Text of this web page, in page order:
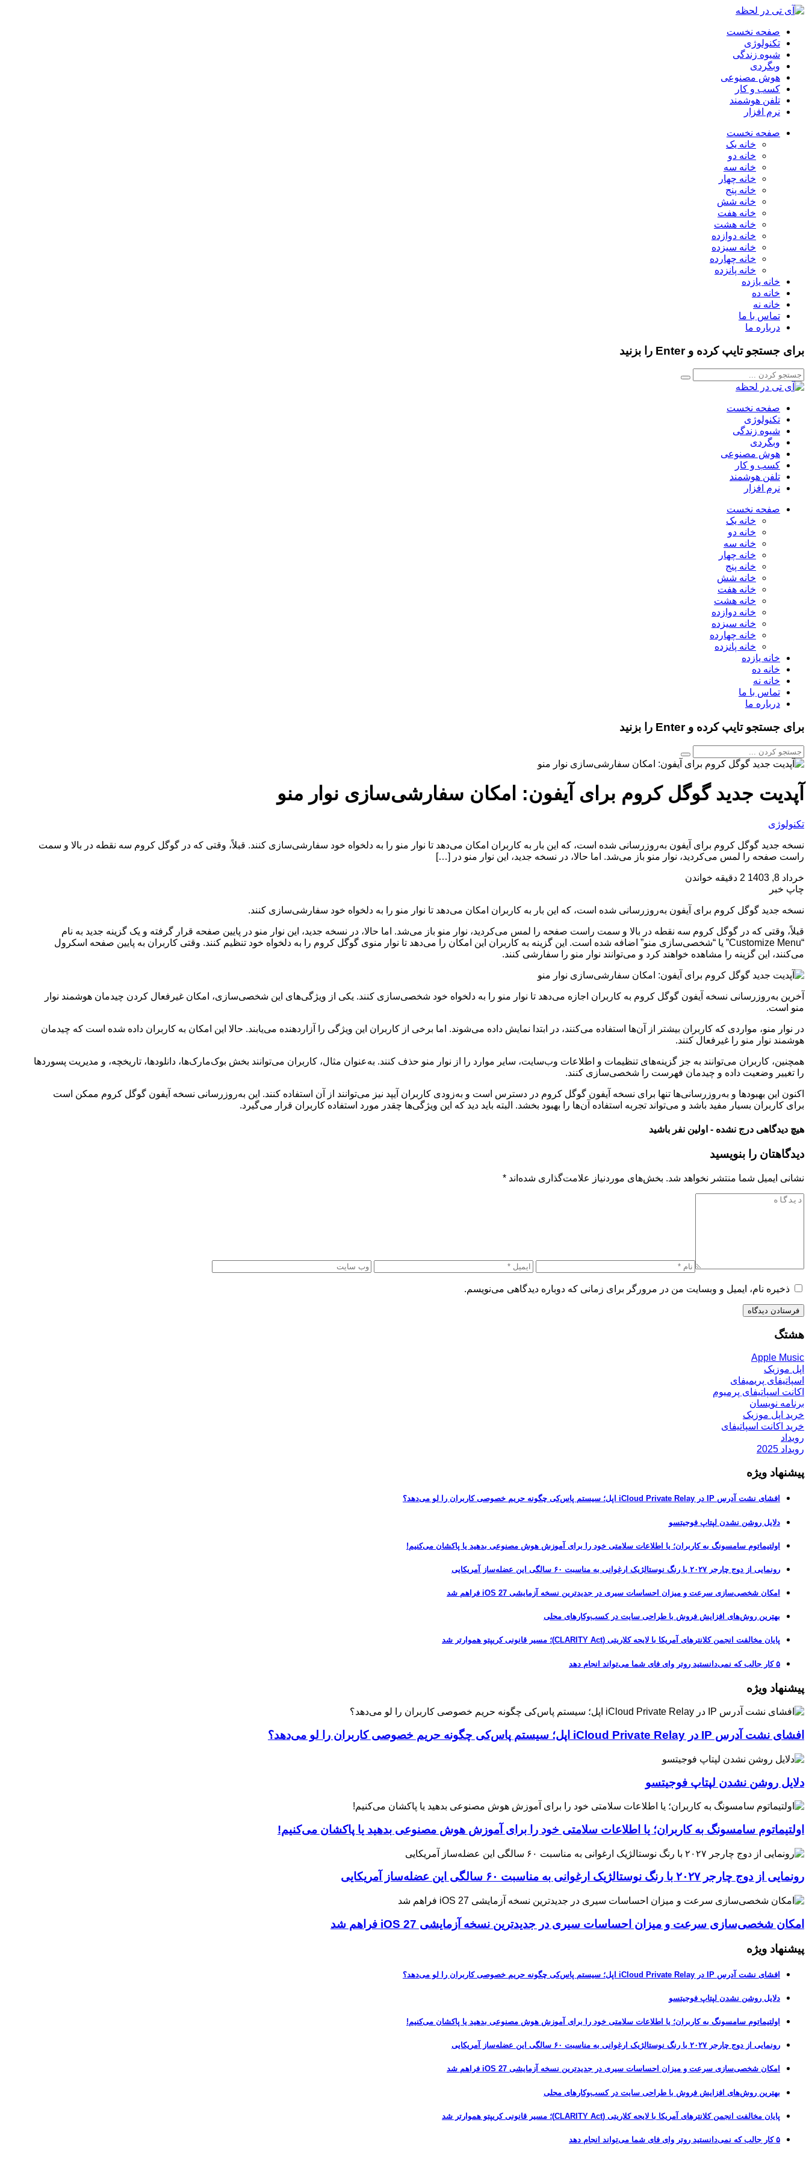
صفحه نخست
تکنولوژی
شیوه زندگی
وبگردی
هوش مصنوعی
کسب و کار
تلفن هوشمند
نرم افزار
صفحه نخست
خانه یک
خانه دو
خانه سه
خانه چهار
خانه پنج
خانه شش
خانه هفت
خانه هشت
خانه دوازده
خانه سیزده
خانه چهارده
خانه پانزده
خانه یازده
خانه ده
خانه نه
تماس با ما
درباره ما
برای جستجو تایپ کرده و Enter را بزنید
صفحه نخست
تکنولوژی
شیوه زندگی
وبگردی
هوش مصنوعی
کسب و کار
تلفن هوشمند
نرم افزار
صفحه نخست
خانه یک
خانه دو
خانه سه
خانه چهار
خانه پنج
خانه شش
خانه هفت
خانه هشت
خانه دوازده
خانه سیزده
خانه چهارده
خانه پانزده
خانه یازده
خانه ده
خانه نه
تماس با ما
درباره ما
برای جستجو تایپ کرده و Enter را بزنید
آپدیت جدید گوگل کروم برای آیفون: امکان سفارشی‌سازی نوار منو
تکنولوژی
نسخه جدید گوگل کروم برای آیفون به‌روزرسانی شده است، که این بار به کاربران امکان می‌دهد تا نوار منو را به دلخواه خود سفارشی‌سازی کنند. قبلاً، وقتی که در گوگل کروم سه نقطه در بالا و سمت
راست صفحه را لمس می‌کردید، نوار منو باز می‌شد. اما حالا، در نسخه جدید، این نوار منو در […]
خرداد 8, 1403
2 دقیقه خواندن
چاپ خبر
نسخه جدید گوگل کروم برای آیفون به‌روزرسانی شده است، که این بار به کاربران امکان می‌دهد تا نوار منو را به دلخواه خود سفارشی‌سازی کنند.
قبلاً، وقتی که در گوگل کروم سه نقطه در بالا و سمت راست صفحه را لمس می‌کردید، نوار منو باز می‌شد. اما حالا، در نسخه جدید، این نوار منو در پایین صفحه قرار گرفته و یک گزینه جدید به نام
“Customize Menu” یا “شخصی‌‌سازی منو” اضافه شده است. این گزینه به کاربران این امکان را می‌دهد تا نوار منوی گوگل کروم را به دلخواه خود تنظیم کنند. وقتی کاربران به پایین صفحه اسکرول
می‌کنند، این گزینه را مشاهده خواهند کرد و می‌توانند نوار منو را سفارشی کنند.
آخرین به‌روزرسانی نسخه آیفون گوگل کروم به کاربران اجازه می‌دهد تا نوار منو را به دلخواه خود شخصی‌سازی کنند. یکی از ویژگی‌های این شخصی‌سازی، امکان غیرفعال کردن چیدمان هوشمند نوار
منو است.
در نوار منو، مواردی که کاربران بیشتر از آن‌ها استفاده می‌کنند، در ابتدا نمایش داده می‌شوند. اما برخی از کاربران این ویژگی را آزاردهنده می‌یابند. حالا این امکان به کاربران داده شده است که چیدمان
هوشمند نوار منو را غیرفعال کنند.
همچنین، کاربران می‌توانند به جز گزینه‌های تنظیمات و اطلاعات وب‌سایت، سایر موارد را از نوار منو حذف کنند. به‌عنوان مثال، کاربران می‌توانند بخش بوک‌مارک‌ها، دانلودها، تاریخچه، و مدیریت پسوردها
را تغییر وضعیت داده و چیدمان فهرست را شخصی‌سازی کنند.
اکنون این بهبودها و به‌روزرسانی‌ها تنها برای نسخه آیفون گوگل کروم در دسترس است و به‌زودی کاربران آیپد نیز می‌توانند از آن استفاده کنند. این به‌روزرسانی نسخه آیفون گوگل کروم ممکن است
برای کاربران بسیار مفید باشد و می‌تواند تجربه استفاده آن‌ها را بهبود بخشد. البته باید دید که این ویژگی‌ها چقدر مورد استفاده کاربران قرار می‌گیرد.
هیچ دیدگاهی درج نشده - اولین نفر باشید
دیدگاهتان را بنویسید
نشانی ایمیل شما منتشر نخواهد شد. بخش‌های موردنیاز علامت‌گذاری شده‌اند *
ذخیره نام، ایمیل و وبسایت من در مرورگر برای زمانی که دوباره دیدگاهی می‌نویسم.
هشتگ
Apple Music
اپل موزیک
اسپاتیفای پریمیفای
اکانت اسپاتیفای پرمیوم
برنامه نویسان
خرید اپل موزیک
خرید اکانت اسپاتیفای
رویداد
رویداد 2025
پیشنهاد ویژه
افشای نشت آدرس IP در iCloud Private Relay اپل؛ سیستم پاس‌کی چگونه حریم خصوصی کاربران را لو می‌دهد؟
دلایل روشن نشدن لپتاپ فوجیتسو
اولتیماتوم سامسونگ به کاربران؛ یا اطلاعات سلامتی خود را برای آموزش هوش مصنوعی بدهید یا پاکشان می‌کنیم!
رونمایی از دوج چارجر ۲۰۲۷ با رنگ نوستالژیک ارغوانی به مناسبت ۶۰ سالگی این عضله‌ساز آمریکایی
امکان شخصی‌سازی سرعت و میزان احساسات سیری در جدیدترین نسخه آزمایشی iOS 27 فراهم شد
بهترین روش‌های افزایش فروش با طراحی سایت در کسب‌وکارهای محلی
پایان مخالفت انجمن کلانترهای آمریکا با لایحه کلاریتی (CLARITY Act)؛ مسیر قانونی کریپتو هموارتر شد
۵ کار جالب که نمی‌دانستید روتر وای فای شما می‌تواند انجام دهد
پیشنهاد ویژه
افشای نشت آدرس IP در iCloud Private Relay اپل؛ سیستم پاس‌کی چگونه حریم خصوصی کاربران را لو می‌دهد؟
دلایل روشن نشدن لپتاپ فوجیتسو
اولتیماتوم سامسونگ به کاربران؛ یا اطلاعات سلامتی خود را برای آموزش هوش مصنوعی بدهید یا پاکشان می‌کنیم!
رونمایی از دوج چارجر ۲۰۲۷ با رنگ نوستالژیک ارغوانی به مناسبت ۶۰ سالگی این عضله‌ساز آمریکایی
امکان شخصی‌سازی سرعت و میزان احساسات سیری در جدیدترین نسخه آزمایشی iOS 27 فراهم شد
پیشنهاد ویژه
افشای نشت آدرس IP در iCloud Private Relay اپل؛ سیستم پاس‌کی چگونه حریم خصوصی کاربران را لو می‌دهد؟
دلایل روشن نشدن لپتاپ فوجیتسو
اولتیماتوم سامسونگ به کاربران؛ یا اطلاعات سلامتی خود را برای آموزش هوش مصنوعی بدهید یا پاکشان می‌کنیم!
رونمایی از دوج چارجر ۲۰۲۷ با رنگ نوستالژیک ارغوانی به مناسبت ۶۰ سالگی این عضله‌ساز آمریکایی
امکان شخصی‌سازی سرعت و میزان احساسات سیری در جدیدترین نسخه آزمایشی iOS 27 فراهم شد
بهترین روش‌های افزایش فروش با طراحی سایت در کسب‌وکارهای محلی
پایان مخالفت انجمن کلانترهای آمریکا با لایحه کلاریتی (CLARITY Act)؛ مسیر قانونی کریپتو هموارتر شد
۵ کار جالب که نمی‌دانستید روتر وای فای شما می‌تواند انجام دهد